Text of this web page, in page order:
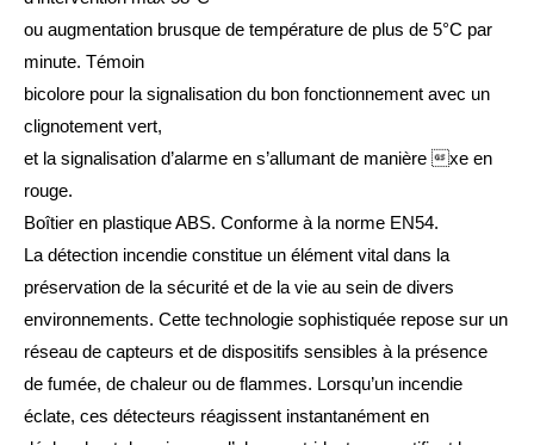
ou augmentation brusque de température de plus de 5°C par
minute. Témoin
bicolore pour la signalisation du bon fonctionnement avec un
clignotement vert,
et la signalisation d’alarme en s’allumant de manière xe en
rouge.
Boîtier en plastique ABS. Conforme à la norme EN54.
La détection incendie constitue un élément vital dans la
préservation de la sécurité et de la vie au sein de divers
environnements. Cette technologie sophistiquée repose sur un
réseau de capteurs et de dispositifs sensibles à la présence
de fumée, de chaleur ou de flammes. Lorsqu’un incendie
éclate, ces détecteurs réagissent instantanément en